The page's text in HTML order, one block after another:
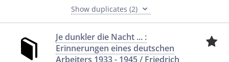
Show duplicates (2)
Je dunkler die Nacht ... :
Erinnerungen eines deutschen
Arbeiters 1933 - 1945 / Friedrich